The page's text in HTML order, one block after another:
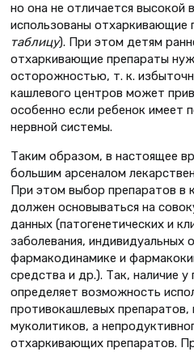
но она не отличается высокой
использованы отхаркивающие
таблицу). При этом детям
отхаркивающие препараты
осторожностью, т. к.
кашлевого центров может
особенно если ребенок имеет
нервной системы.
Таким образом, в настоящее
большим арсеналом
При этом выбор препаратов в
должен основываться на
данных (патогенетических и
заболевания, индивидуальных
фармакодинамике и
средства и др.). Так, наличие у
определяет возможность
противокашлевых препаратов,
муколитиков, а
отхаркивающих препаратов.